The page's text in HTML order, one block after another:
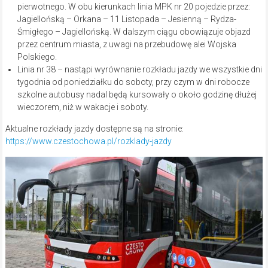
pierwotnego. W obu kierunkach linia MPK nr 20 pojedzie przez:
Jagiellońską – Orkana – 11 Listopada – Jesienną – Rydza-
Śmigłego – Jagiellońską. W dalszym ciągu obowiązuje objazd
przez centrum miasta, z uwagi na przebudowę alei Wojska
Polskiego.
Linia nr 38 – nastąpi wyrównanie rozkładu jazdy we wszystkie dni
tygodnia od poniedziałku do soboty, przy czym w dni robocze
szkolne autobusy nadal będą kursowały o około godzinę dłużej
wieczorem, niż w wakacje i soboty.
Aktualne rozkłady jazdy dostępne są na stronie:
https://www.czestochowa.pl/rozklady-jazdy